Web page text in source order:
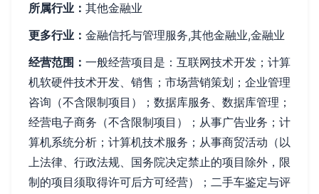
所属行业： 其他金融业
更多行业： 金融信托与管理服务,其他金融业,金融业
经营范围： 一般经营项目是：互联网技术开发；计算
机软硬件技术开发、销售；市场营销策划；企业管理
咨询（不含限制项目）；数据库服务、数据库管理；
经营电子商务（不含限制项目）；从事广告业务；计
算机系统分析；计算机技术服务；从事商贸活动（以
上法律、行政法规、国务院决定禁止的项目除外，限
制的项目须取得许可后方可经营）；二手车鉴定与评